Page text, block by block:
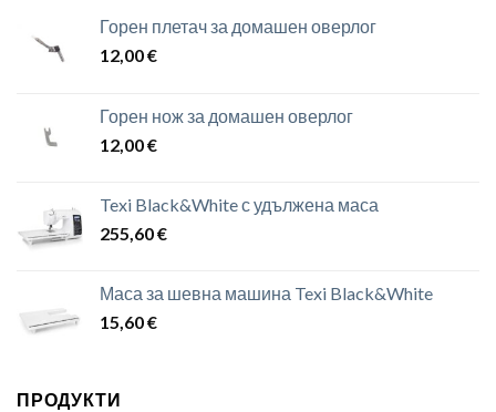
Горен плетач за домашен оверлог
12,00€
Горен нож за домашен оверлог
12,00€
Texi Black&White с удължена маса
255,60€
Маса за шевна машина Texi Black&White
15,60€
ПРОДУКТИ